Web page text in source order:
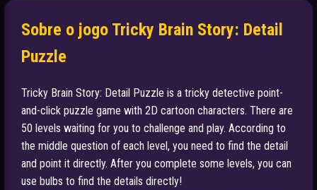
Sobre o jogo Tricky Brain Story: Detail
Puzzle
Tricky Brain Story: Detail Puzzle is a tricky detective point-
and-click puzzle game with 2D cartoon characters. There are
50 levels waiting for you to challenge and play. According to
the middle question of each level, you need to find the detail
and point it directly. After you complete some levels, you can
use bulbs to find the details directly!